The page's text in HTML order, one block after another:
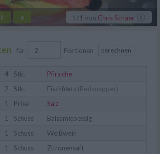
|| » 1/1 von Chris Schaer
für Portionen berechnen
4 Stk.
Pfirsiche
2
Stk. Fischfilets (Redsnapper)
1
Prise
Salz
1
Schuss
Balsamicoessig
1
Schuss
Weißwein
1
Schuss
Zitronensaft